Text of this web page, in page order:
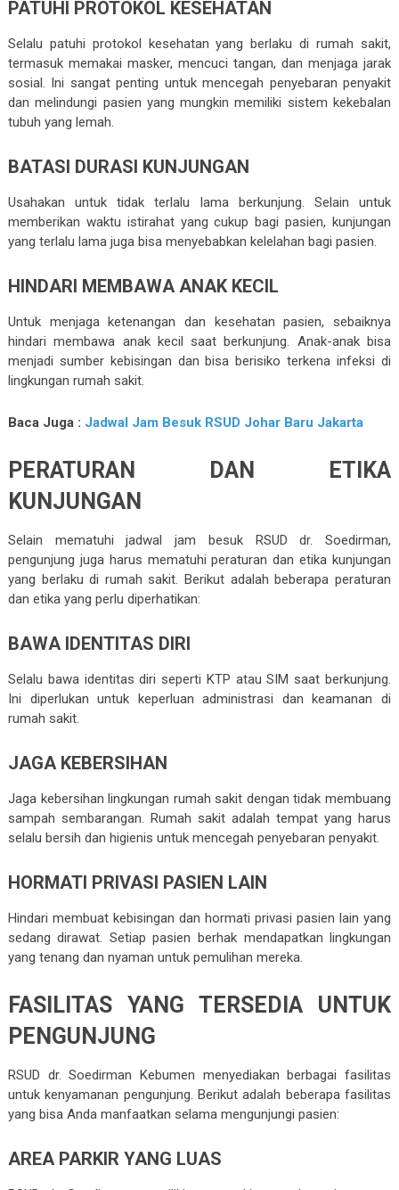
PATUHI PROTOKOL KESEHATAN
Selalu patuhi protokol kesehatan yang berlaku di rumah sakit,
termasuk memakai masker, mencuci tangan, dan menjaga jarak
sosial. Ini sangat penting untuk mencegah penyebaran penyakit
dan melindungi pasien yang mungkin memiliki sistem kekebalan
tubuh yang lemah.
BATASI DURASI KUNJUNGAN
Usahakan untuk tidak terlalu lama berkunjung. Selain untuk
memberikan waktu istirahat yang cukup bagi pasien, kunjungan
yang terlalu lama juga bisa menyebabkan kelelahan bagi pasien.
HINDARI MEMBAWA ANAK KECIL
Untuk menjaga ketenangan dan kesehatan pasien, sebaiknya
hindari membawa anak kecil saat berkunjung. Anak-anak bisa
menjadi sumber kebisingan dan bisa berisiko terkena infeksi di
lingkungan rumah sakit.
Baca Juga : Jadwal Jam Besuk RSUD Johar Baru Jakarta
PERATURAN DAN ETIKA
KUNJUNGAN
Selain mematuhi jadwal jam besuk RSUD dr. Soedirman,
pengunjung juga harus mematuhi peraturan dan etika kunjungan
yang berlaku di rumah sakit. Berikut adalah beberapa peraturan
dan etika yang perlu diperhatikan:
BAWA IDENTITAS DIRI
Selalu bawa identitas diri seperti KTP atau SIM saat berkunjung.
Ini diperlukan untuk keperluan administrasi dan keamanan di
rumah sakit.
JAGA KEBERSIHAN
Jaga kebersihan lingkungan rumah sakit dengan tidak membuang
sampah sembarangan. Rumah sakit adalah tempat yang harus
selalu bersih dan higienis untuk mencegah penyebaran penyakit.
HORMATI PRIVASI PASIEN LAIN
Hindari membuat kebisingan dan hormati privasi pasien lain yang
sedang dirawat. Setiap pasien berhak mendapatkan lingkungan
yang tenang dan nyaman untuk pemulihan mereka.
FASILITAS YANG TERSEDIA UNTUK
PENGUNJUNG
RSUD dr. Soedirman Kebumen menyediakan berbagai fasilitas
untuk kenyamanan pengunjung. Berikut adalah beberapa fasilitas
yang bisa Anda manfaatkan selama mengunjungi pasien:
AREA PARKIR YANG LUAS